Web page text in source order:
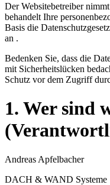
Der Websitebetreiber
behandelt Ihre
Basis die
an .
Bedenken Sie, dass die
mit Sicherheitslücken
Schutz vor dem Zugriff
1. Wer sind
Andreas Apfelbacher
DACH & WAND Systeme